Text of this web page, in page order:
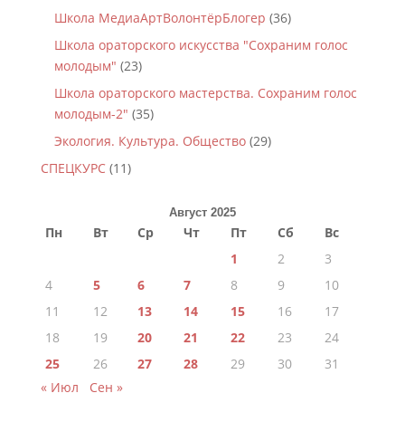
Школа МедиаАртВолонтёрБлогер (36)
Школа ораторского искусства "Сохраним голос
молодым" (23)
Школа ораторского мастерства. Сохраним голос
молодым-2" (35)
Экология. Культура. Общество(29)
СПЕЦКУРС(11)
Август 2025
Пн Вт Ср Чт Пт Сб
Вс
1
2
3
4
5 6 7 8 9
10
11
12 13 14 15 16
17
18
19 20 21 22 23
24
25
26 27 28 29 30
31
« Июл
Сен »